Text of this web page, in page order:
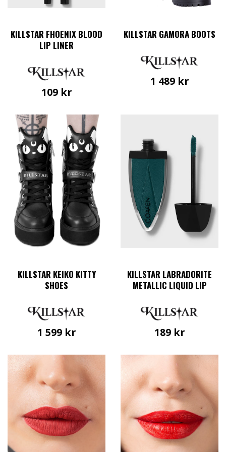
KILLSTAR FHOENIX BLOOD
LIP LINER
109 kr
KILLSTAR GAMORA BOOTS
1 489 kr
varianter.
De
väljas
på
produktsidan
KILLSTAR KEIKO KITTY
SHOES
1 599 kr
här
produkten
har
flera
varianter.
De
olika
alternativen
kan
KILLSTAR LABRADORITE
METALLIC LIQUID LIP
189 kr